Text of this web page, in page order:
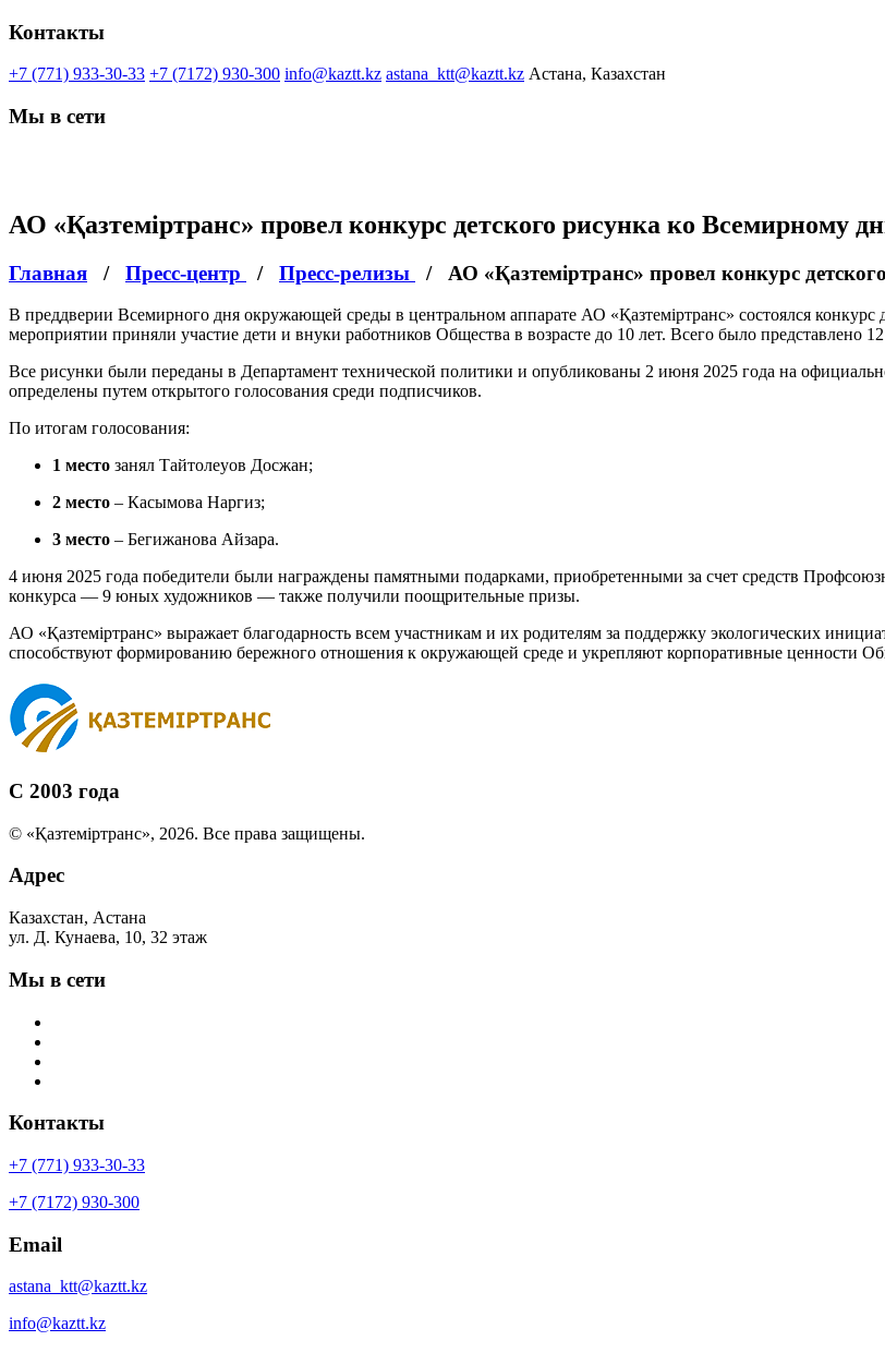
Контакты
+7 (771) 933-30-33 +7 (7172) 930-300 info@kaztt.kz astana_ktt@kaztt.kz Астана, Казахстан
Мы в сети
АО «Қазтеміртранс» провел конкурс детского рисунка ко Всемирному
Главная / Пресс-центр / Пресс-релизы / АО «Қазтеміртранс» провел конкурс
В преддверии Всемирного дня окружающей среды в центральном аппарате АО «Қазтеміртранс» состоялся
мероприятии приняли участие дети и внуки работников Общества в возрасте до 10 лет. Всего было представлено
Все рисунки были переданы в Департамент технической политики и опубликованы 2 июня 2025 года на
определены путем открытого голосования среди подписчиков.
По итогам голосования:
1 место занял Тайтолеуов Досжан;
2 место – Касымова Наргиз;
3 место – Бегижанова Айзара.
4 июня 2025 года победители были награждены памятными подарками, приобретенными за счет средств
конкурса — 9 юных художников — также получили поощрительные призы.
АО «Қазтеміртранс» выражает благодарность всем участникам и их родителям за поддержку экологических
способствуют формированию бережного отношения к окружающей среде и укрепляют корпоративные ценности
С 2003 года
© «Қазтеміртранс», 2026. Все права защищены.
Адрес
Казахстан, Астана
ул. Д. Кунаева, 10, 32 этаж
Мы в сети
Контакты
+7 (771) 933-30-33
+7 (7172) 930-300
Email
astana_ktt@kaztt.kz
info@kaztt.kz